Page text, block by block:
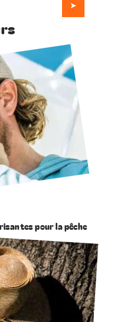
pour la pêche